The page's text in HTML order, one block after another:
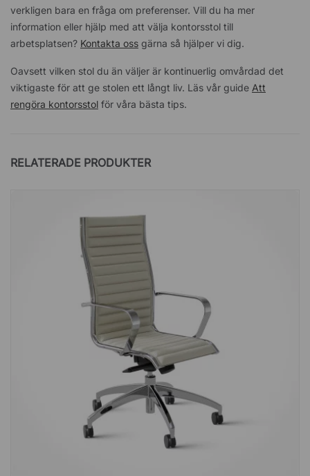
verkligen bara en fråga om preferenser. Vill du ha mer
information eller hjälp med att välja kontorsstol till
arbetsplatsen? Kontakta oss gärna så hjälper vi dig.
Oavsett vilken stol du än väljer är kontinuerlig omvårdad det
viktigaste för att ge stolen ett långt liv. Läs vår guide Att
rengöra kontorsstol för våra bästa tips.
RELATERADE PRODUKTER